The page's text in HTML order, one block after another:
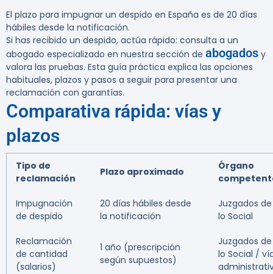
El plazo para impugnar un despido en España es de 20 días
hábiles desde la notificación.
Si has recibido un despido, actúa rápido: consulta a un
abogado especializado en nuestra sección de abogados y
valora las pruebas. Esta guía práctica explica las opciones
habituales, plazos y pasos a seguir para presentar una
reclamación con garantías.
Comparativa rápida: vías y
plazos
Tipo de
reclamación
Plazo aproximado
Órgano
Impugnación
de despido
20 días hábiles desde
la notificación
Juzgados de
lo Social
Reclamación
de cantidad
(salarios)
1 año (prescripción
según supuestos)
Juzgados de
lo Social /